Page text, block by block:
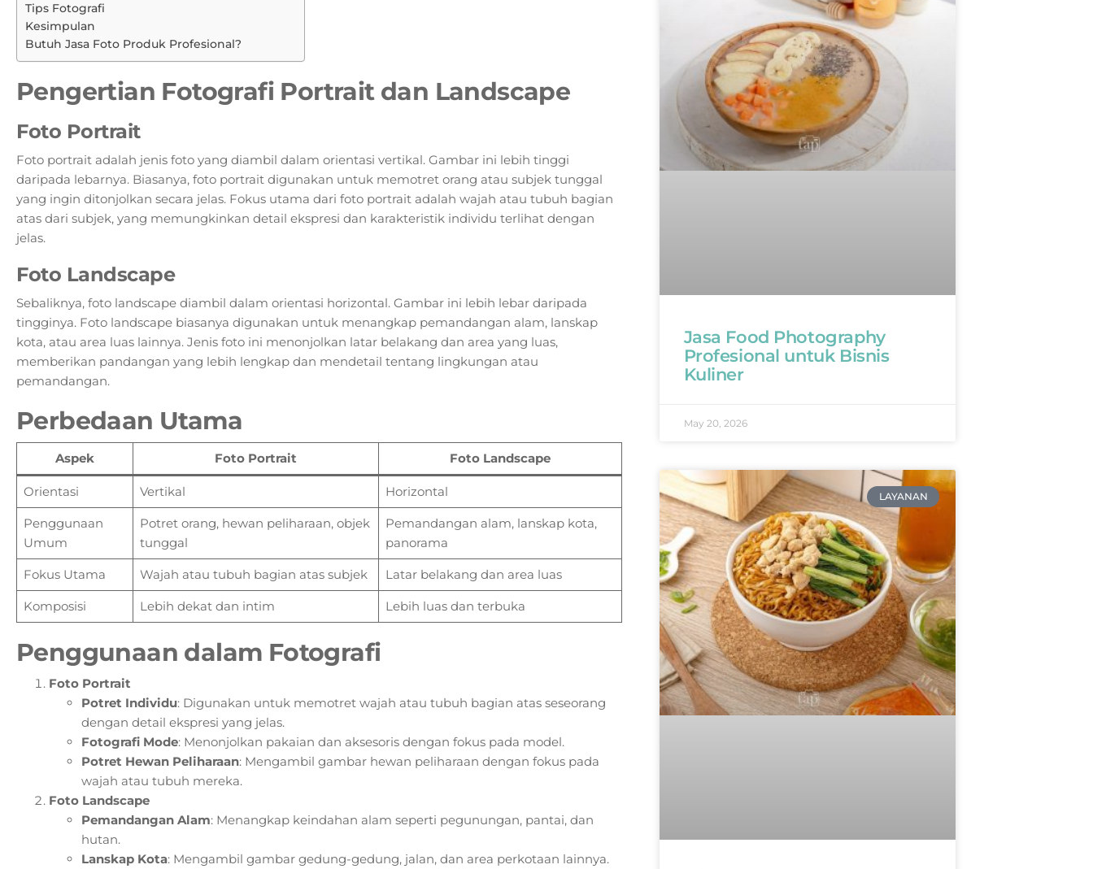
Tips Fotografi
Kesimpulan
Butuh Jasa Foto Produk Profesional?
Pengertian Fotografi Portrait dan Landscape
Foto Portrait
Foto portrait adalah jenis foto yang diambil dalam orientasi vertikal. Gambar ini lebih tinggi
daripada lebarnya. Biasanya, foto portrait digunakan untuk memotret orang atau subjek tunggal
yang ingin ditonjolkan secara jelas. Fokus utama dari foto portrait adalah wajah atau tubuh bagian
atas dari subjek, yang memungkinkan detail ekspresi dan karakteristik individu terlihat dengan
jelas.
Foto Landscape
Sebaliknya, foto landscape diambil dalam orientasi horizontal. Gambar ini lebih lebar daripada
tingginya. Foto landscape biasanya digunakan untuk menangkap pemandangan alam, lanskap
kota, atau area luas lainnya. Jenis foto ini menonjolkan latar belakang dan area yang luas,
memberikan pandangan yang lebih lengkap dan mendetail tentang lingkungan atau
pemandangan.
Perbedaan Utama
Aspek Foto Portrait Foto Landscape
Orientasi Vertikal Horizontal
Penggunaan
Umum
Potret orang, hewan peliharaan, objek
tunggal
Pemandangan alam, lanskap kota,
panorama
Fokus Utama Wajah atau tubuh bagian atas subjek Latar belakang dan area luas
Komposisi Lebih dekat dan intim Lebih luas dan terbuka
Penggunaan dalam Fotografi
Foto Portrait
Potret Individu: Digunakan untuk memotret wajah atau tubuh bagian atas seseorang
dengan detail ekspresi yang jelas.
Fotografi Mode: Menonjolkan pakaian dan aksesoris dengan fokus pada model.
Potret Hewan Peliharaan: Mengambil gambar hewan peliharaan dengan fokus pada
wajah atau tubuh mereka.
Foto Landscape
Pemandangan Alam: Menangkap keindahan alam seperti pegunungan, pantai, dan
hutan.
Lanskap Kota: Mengambil gambar gedung-gedung, jalan, dan area perkotaan lainnya.
Jasa Food Photography
Profesional untuk Bisnis
Kuliner
May 20, 2026
LAYANAN